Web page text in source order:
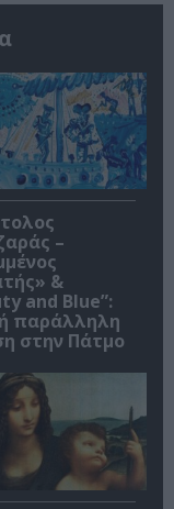
–
&
and Blue”:
παράλληλη
στην Πάτμο